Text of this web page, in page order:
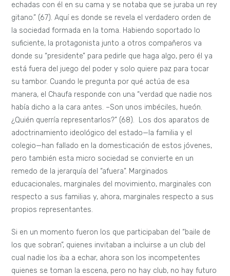
echadas con él en su cama y se notaba que se juraba un rey
gitano.” (67). Aquí es donde se revela el verdadero orden de
la sociedad formada en la toma. Habiendo soportado lo
suficiente, la protagonista junto a otros compañeros va
donde su “presidente” para pedirle que haga algo, pero él ya
está fuera del juego del poder y solo quiere paz para tocar
su tambor. Cuando le pregunta por qué actúa de esa
manera, el Chaufa responde con una “verdad que nadie nos
había dicho a la cara antes. –Son unos imbéciles, hueón.
¿Quién querría representarlos?” (68). Los dos aparatos de
adoctrinamiento ideológico del estado—la familia y el
colegio—han fallado en la domesticación de estos jóvenes,
pero también esta micro sociedad se convierte en un
remedo de la jerarquía del “afuera”. Marginados
educacionales, marginales del movimiento, marginales con
respecto a sus familias y, ahora, marginales respecto a sus
propios representantes.
Si en un momento fueron los que participaban del “baile de
los que sobran”, quienes invitaban a incluirse a un club del
cual nadie los iba a echar, ahora son los incompetentes
quienes se toman la escena, pero no hay club, no hay futuro